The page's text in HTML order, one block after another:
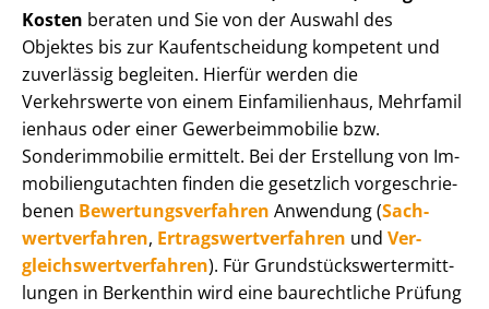
Kosten beraten und Sie von der Auswahl des
Objektes bis zur Kauf­ent­schei­dung kompetent und
zuverlässig begleiten. Hierfür werden die
Verkehrswerte von einem Einfamilienhaus, Mehr­fa­mi­l
i­en­haus oder einer Ge­wer­be­im­mo­bi­lie bzw.
Sonderimmobilie ermittelt. Bei der Erstellung von Im­
mo­bi­li­en­gut­ach­ten finden die gesetzlich vor­ge­schrie­
be­nen Be­wer­tungs­ver­fah­ren Anwendung (Sach­
wert­ver­fah­ren, Er­trags­wert­ver­fah­ren und Ver­
gleichs­wert­ver­fah­ren). Für Grund­stücks­wert­ermitt­
lun­gen in Berkenthin wird eine baurechtliche Prüfung